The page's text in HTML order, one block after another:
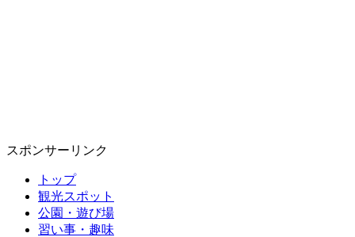
スポンサーリンク
トップ
観光スポット
公園・遊び場
習い事・趣味